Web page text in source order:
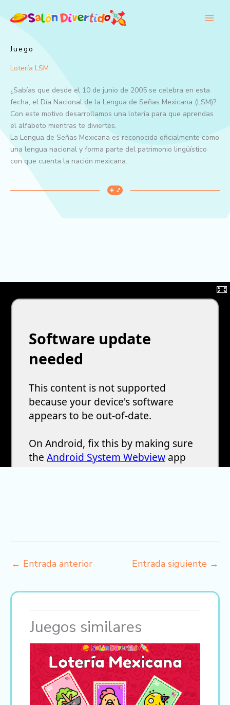
Juego
Lotería LSM
¿Sabías que desde el 10 de junio de 2005 se celebra en esta
fecha, el Día Nacional de la Lengua de Señas Mexicana (LSM)?
Con este motivo desarrollamos una lotería para que aprendas
el alfabeto mientras te diviertes.
La Lengua de Señas Mexicana es reconocida oficialmente como
una lengua nacional y forma parte del patrimonio lingüístico
con que cuenta la nación mexicana.
← Entrada anterior Entrada siguiente →
Juegos similares